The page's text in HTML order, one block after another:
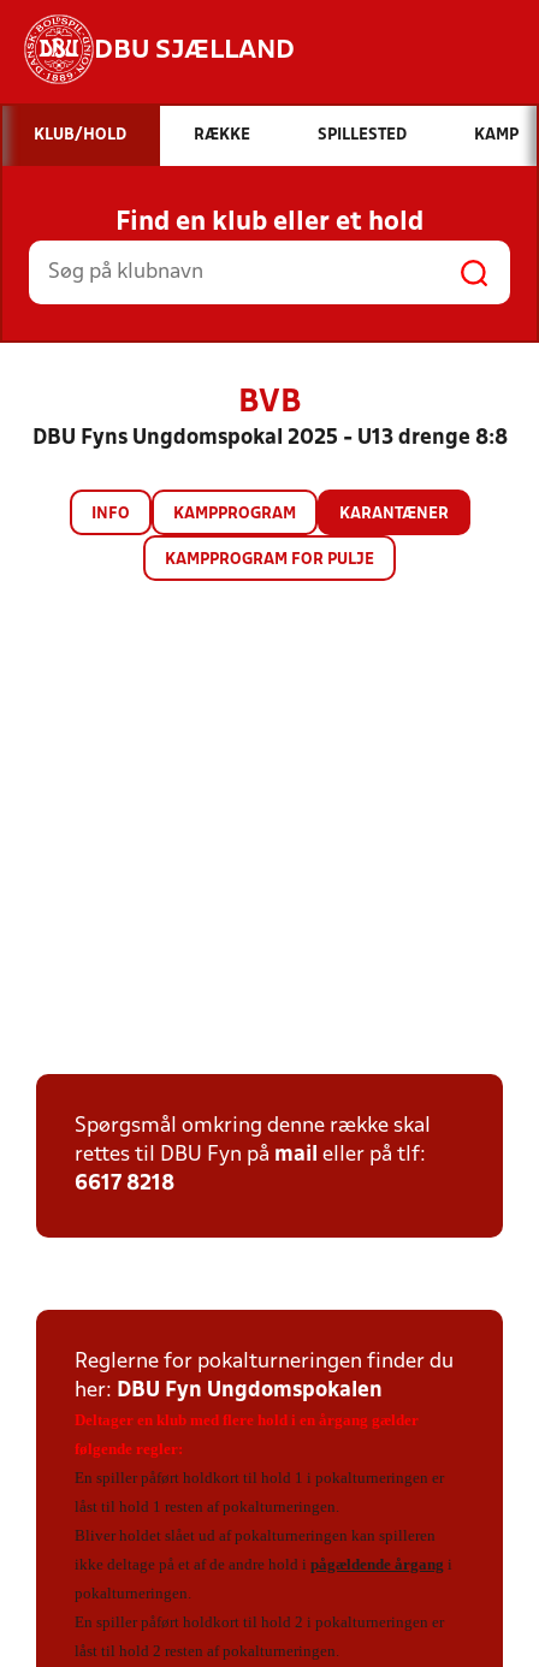
DBU SJÆLLAND
Hvad vil du søge efter?
INDHOLD OG NYHEDER
STILLINGER, RESULTATER, KLUBBER OG
HOLD
KLUB/HOLD RÆKKE SPILLESTED KAMP
Find en klub eller et hold
BVB
DBU Fyns Ungdomspokal 2025 - U13 drenge 8:8
INFO KAMPPROGRAM KARANTÆNER
KAMPPROGRAM FOR PULJE
Spørgsmål omkring denne række skal
rettes til DBU Fyn på mail eller på tlf:
6617 8218
Reglerne for pokalturneringen finder du
her: DBU Fyn Ungdomspokalen
Deltager en klub med flere hold i en årgang gælder
følgende regler:
En spiller påført holdkort til hold 1 i pokalturneringen er
låst til hold 1 resten af pokalturneringen.
Bliver holdet slået ud af pokalturneringen kan spilleren
ikke deltage på et af de andre hold i pågældende årgang i
pokalturneringen.
En spiller påført holdkort til hold 2 i pokalturneringen er
låst til hold 2 resten af pokalturneringen.